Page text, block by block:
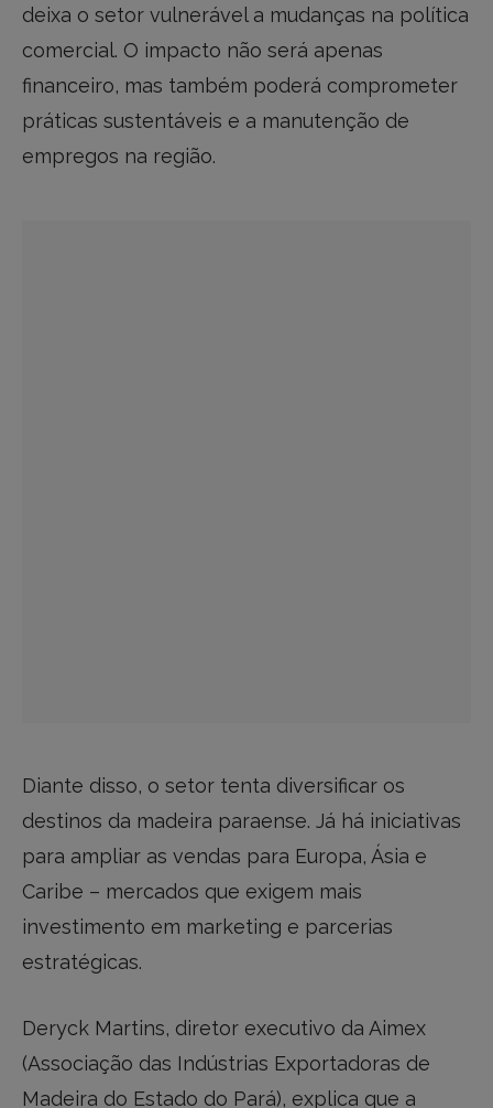
deixa o setor vulnerável a mudanças na política
comercial. O impacto não será apenas
financeiro, mas também poderá comprometer
práticas sustentáveis e a manutenção de
empregos na região.
Diante disso, o setor tenta diversificar os
destinos da madeira paraense. Já há iniciativas
para ampliar as vendas para Europa, Ásia e
Caribe – mercados que exigem mais
investimento em marketing e parcerias
estratégicas.
Deryck Martins, diretor executivo da Aimex
(Associação das Indústrias Exportadoras de
Madeira do Estado do Pará), explica que a